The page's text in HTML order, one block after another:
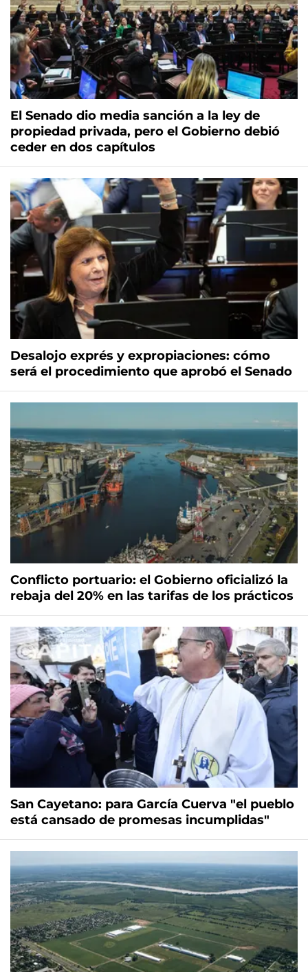
El Senado dio media sanción a la ley de
propiedad privada, pero el Gobierno debió
ceder en dos capítulos
Desalojo exprés y expropiaciones: cómo
será el procedimiento que aprobó el Senado
Conflicto portuario: el Gobierno oficializó la
rebaja del 20% en las tarifas de los prácticos
San Cayetano: para García Cuerva "el pueblo
está cansado de promesas incumplidas"